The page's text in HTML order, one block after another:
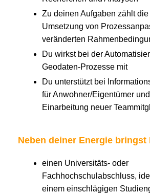
Zu deinen Aufgaben zählt
Umsetzung von
veränderten
Du wirkst bei der
Geodaten-Prozesse mit
Du unterstützt bei
für Anwohner/Eigentümer
Einarbeitung neuer
Neben deiner Energie bringst
einen Universitäts- oder
Fachhochschulabschluss,
einem einschlägigen